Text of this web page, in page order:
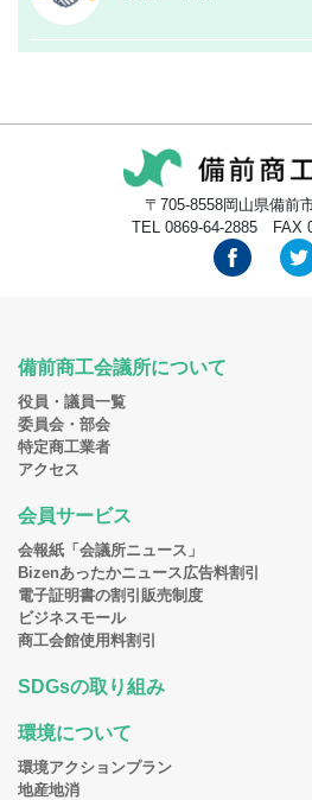
〒705-8558岡山県備前
TEL 0869-64-2885 FAX
備前商工会議所について
役員・議員一覧
委員会・部会
特定商工業者
アクセス
会員サービス
会報紙「会議所ニュース」
Bizenあったかニュース広告料割引
電子証明書の割引販売制度
ビジネスモール
商工会館使用料割引
SDGsの取り組み
環境について
環境アクションプラン
地産地消